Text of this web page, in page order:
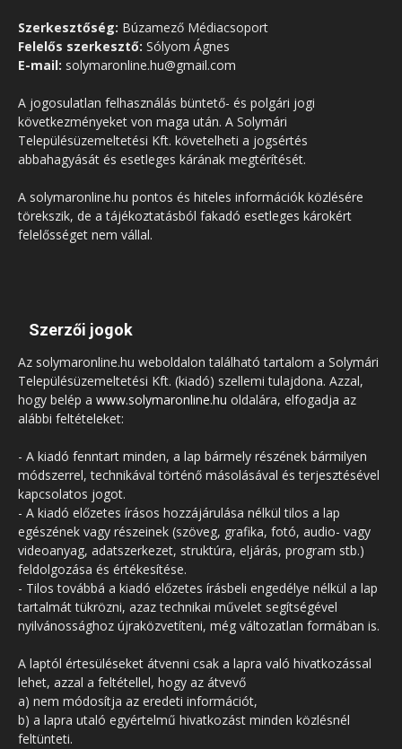
Szerkesztőség: Búzamező Médiacsoport
Felelős szerkesztő: Sólyom Ágnes
E-mail: solymaronline.hu@gmail.com
A jogosulatlan felhasználás büntető- és polgári jogi
következményeket von maga után. A Solymári
Településüzemeltetési Kft. követelheti a jogsértés
abbahagyását és esetleges kárának megtérítését.
A solymaronline.hu pontos és hiteles információk közlésére
törekszik, de a tájékoztatásból fakadó esetleges károkért
felelősséget nem vállal.
Szerzői jogok
Az solymaronline.hu weboldalon található tartalom a Solymári
Településüzemeltetési Kft. (kiadó) szellemi tulajdona. Azzal,
hogy belép a www.solymaronline.hu oldalára, elfogadja az
alábbi feltételeket:
- A kiadó fenntart minden, a lap bármely részének bármilyen
módszerrel, technikával történő másolásával és terjesztésével
kapcsolatos jogot.
- A kiadó előzetes írásos hozzájárulása nélkül tilos a lap
egészének vagy részeinek (szöveg, grafika, fotó, audio- vagy
videoanyag, adatszerkezet, struktúra, eljárás, program stb.)
feldolgozása és értékesítése.
- Tilos továbbá a kiadó előzetes írásbeli engedélye nélkül a lap
tartalmát tükrözni, azaz technikai művelet segítségével
nyilvánossághoz újraközvetíteni, még változatlan formában is.
A laptól értesüléseket átvenni csak a lapra való hivatkozással
lehet, azzal a feltétellel, hogy az átvevő
a) nem módosítja az eredeti információt,
b) a lapra utaló egyértelmű hivatkozást minden közlésnél
feltünteti.